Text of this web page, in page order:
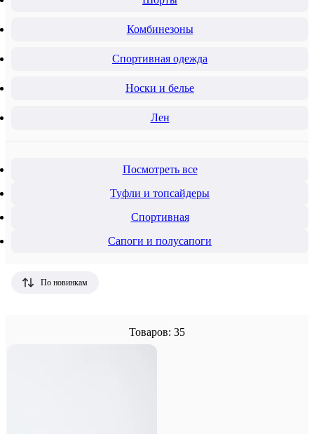
Комбинезоны
Спортивная одежда
Носки и белье
Лен
Посмотреть все
Туфли и топсайдеры
Спортивная
Сапоги и полусапоги
По новинкам
Товаров: 35